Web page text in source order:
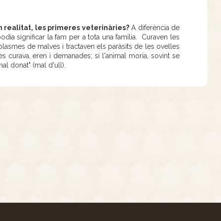
realitat, les primeres veterinàries?A diferència de
significar la fam per a tota una família. Curaven les
de malves i tractaven els paràsits de les ovelles
eren i demanades; si l'animal moria, sovint se
donat" (mal d'ull).